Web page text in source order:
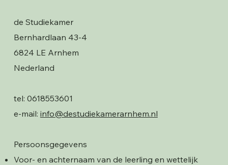
de Studiekamer
Bernhardlaan 43-4
6824 LE Arnhem
Nederland
tel: 0618553601
e-mail: info@destudiekamerarnhem.nl
Persoonsgegevens
Voor- en achternaam van de leerling en wettelijk